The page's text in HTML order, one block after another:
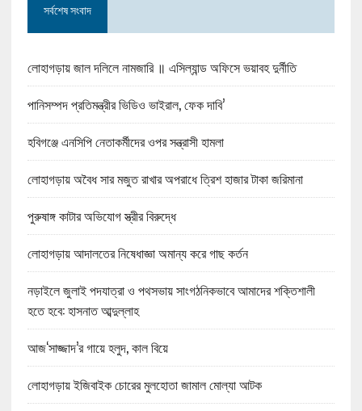
সর্বশেষ সংবাদ
লোহাগড়ায় জাল দলিলে নামজারি ॥ এসিল্যান্ড অফিসে ভয়াবহ দুর্নীতি
পানিসম্পদ প্রতিমন্ত্রীর ভিডিও ভাইরাল, ফেক দাবি’
হবিগঞ্জে এনসিপি নেতাকর্মীদের ওপর সন্ত্রাসী হামলা
লোহাগড়ায় অবৈধ সার মজুত রাখার অপরাধে ত্রিশ হাজার টাকা জরিমানা
পুরুষাঙ্গ কাটার অভিযোগ স্ত্রীর বিরুদ্ধে
লোহাগড়ায় আদালতের নিষেধাজ্ঞা অমান্য করে গাছ কর্তন
নড়াইলে জুলাই পদযাত্রা ও পথসভায় সাংগঠনিকভাবে আমাদের শক্তিশালী
হতে হবে: হাসনাত আব্দুল্লাহ
আজ‘সাজ্জাদ’র গায়ে হলুদ, কাল বিয়ে
লোহাগড়ায় ইজিবাইক চোরের মুলহোতা জামাল মোল্যা আটক